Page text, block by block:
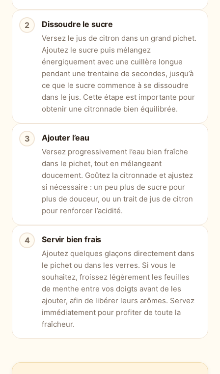
Dissoudre le sucre
Versez le jus de citron dans un grand pichet.
Ajoutez le sucre puis mélangez
énergiquement avec une cuillère longue
pendant une trentaine de secondes, jusqu’à
ce que le sucre commence à se dissoudre
dans le jus. Cette étape est importante pour
obtenir une citronnade bien équilibrée.
Ajouter l’eau
Versez progressivement l’eau bien fraîche
dans le pichet, tout en mélangeant
doucement. Goûtez la citronnade et ajustez
si nécessaire : un peu plus de sucre pour
plus de douceur, ou un trait de jus de citron
pour renforcer l’acidité.
Servir bien frais
Ajoutez quelques glaçons directement dans
le pichet ou dans les verres. Si vous le
souhaitez, froissez légèrement les feuilles
de menthe entre vos doigts avant de les
ajouter, afin de libérer leurs arômes. Servez
immédiatement pour profiter de toute la
fraîcheur.